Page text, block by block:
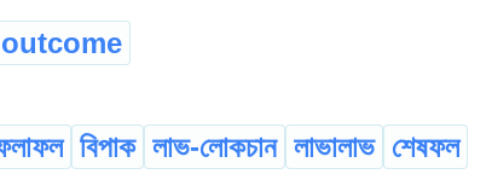
outcome
বিপাক লাভ-লোকচান লাভালাভ শেষফল